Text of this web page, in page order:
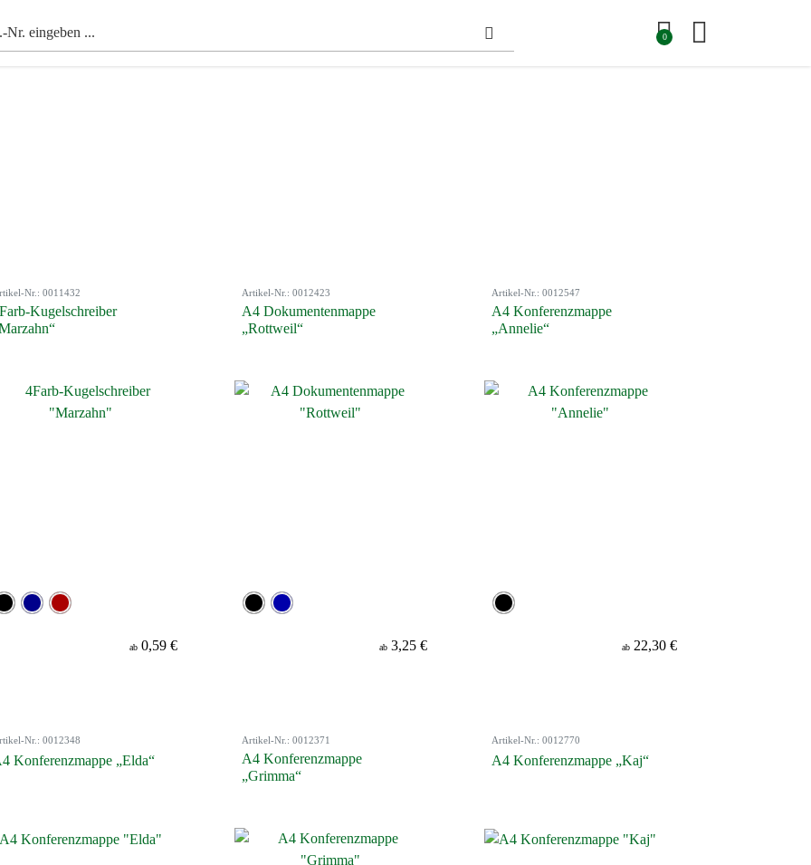
0
Nr.: 0011432
Kugelschreiber
ab 0,59 €
Artikel-Nr.: 0012423
A4 Dokumentenmappe
„Rottweil“
ab 3,25 €
Artikel-Nr.: 0012547
A4 Konferenzmappe
„Annelie“
ab 22,30 €
Nr.: 0012348
Konferenzmappe „Elda“
Artikel-Nr.: 0012371
A4 Konferenzmappe
„Grimma“
Artikel-Nr.: 0012770
A4 Konferenzmappe „Kaj“